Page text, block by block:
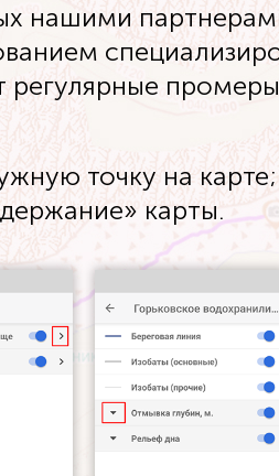
нашими
точку на карте;
карты.